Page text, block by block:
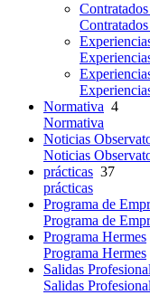
Normativa 4
Normativa
Noticias
Noticias
prácticas 37
prácticas
Programa de
Programa de
Programa Hermes
Programa Hermes
Salidas
Salidas